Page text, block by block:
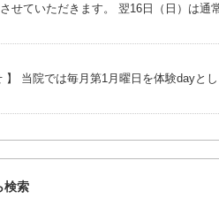
せていただきます。 翌16日（日）は通
】 当院では毎月第1月曜日を体験dayと
検索